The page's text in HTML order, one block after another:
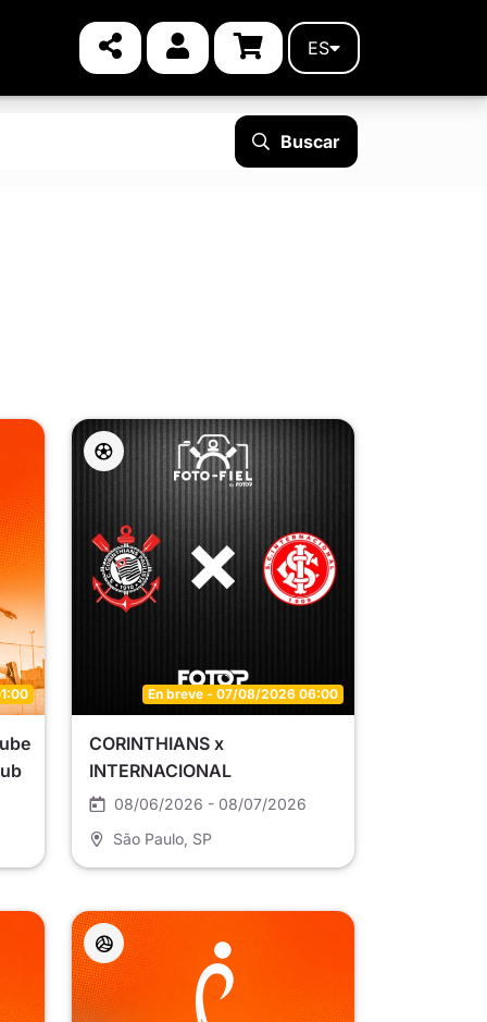
ES
Buscar
En breve - 07/08/2026 06:00
CORINTHIANS x
INTERNACIONAL
08/06/2026 - 08/07/2026
São Paulo , SP